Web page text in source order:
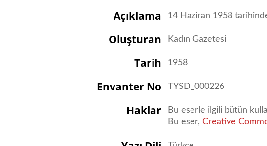
Açıklama 14 Haziran 1958
Oluşturan Kadın Gazetesi
Tarih 1958
Envanter No TYSD_000226
Haklar
Bu eserle ilgili bütün
Bu eser,Creative